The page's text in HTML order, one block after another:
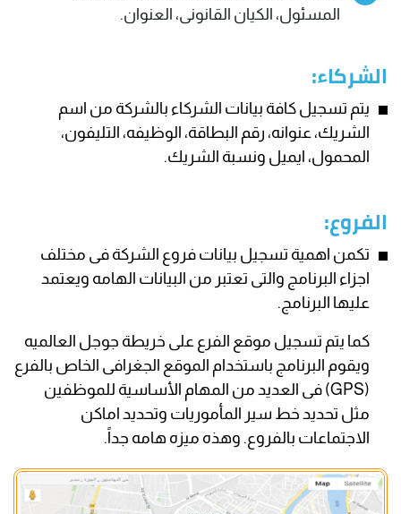
المسئول، الكيان القانونى، العنوان.
الشركاء:
يتم تسجيل كافة بيانات الشركاء بالشركة من اسم
الشريك، عنوانه، رقم البطاقة، الوظيفه، التليفون،
المحمول، ايميل ونسبة الشريك.
الفروع:
تكمن اهمية تسجيل بيانات فروع الشركة فى مختلف
اجزاء البرنامج والتى تعتبر من البيانات الهامه ويعتمد
عليها البرنامج.
كما يتم تسجيل موقع الفرع على خريطة جوجل العالميه
ويقوم البرنامج باستخدام الموقع الجغرافى الخاص بالفرع
(GPS) فى العديد من المهام الأساسية للموظفين
مثل تحديد خط سير المأموريات وتحديد اماكن
الاجتماعات بالفروع. وهذه ميزه هامه جداً.